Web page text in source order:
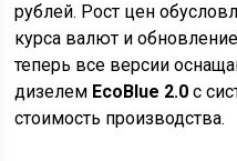
рублей. Рост цен
курса валют и
теперь все версии
дизелем EcoBlue 2.0 с
стоимость производства.